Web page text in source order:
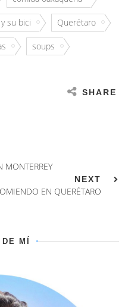
su bici Querétaro
soups
SHARE
MONTERREY
NEXT
EN QUERÉTARO
MÍ